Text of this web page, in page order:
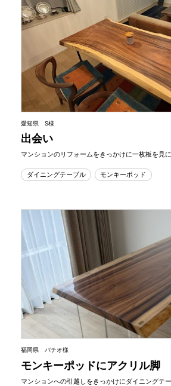
愛知県 S様
出会い
マンションのリフォームをきっかけに一枚板を見
ダイニングテーブル モンキーポッド
福岡県 バチオ様
モンキーポッドにアクリル脚
マンションへの引越しをきっかけにダイニングテ